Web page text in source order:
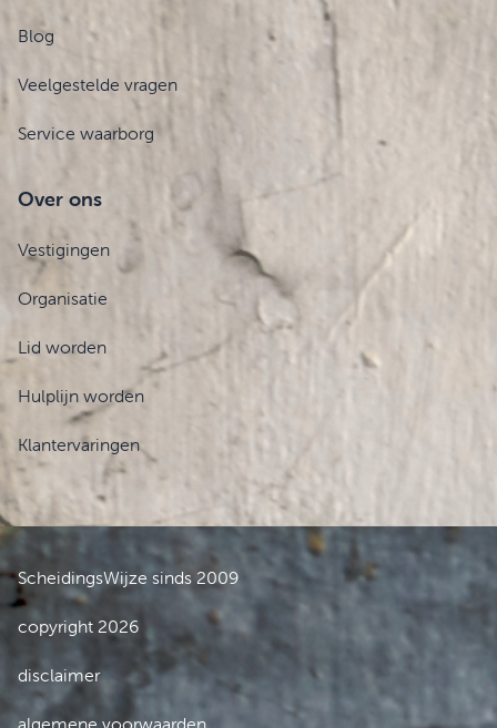
Blog
Veelgestelde vragen
Service waarborg
Over ons
Vestigingen
Organisatie
Lid worden
Hulplijn worden
Klantervaringen
ScheidingsWijze sinds 2009
copyright 2026
disclaimer